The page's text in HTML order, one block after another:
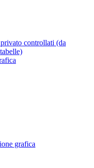
controllati (da
grafica